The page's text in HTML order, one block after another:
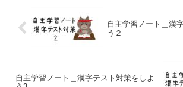
自主学習ノート＿漢
う２
自主学習ノート＿漢字テスト対策をしよ